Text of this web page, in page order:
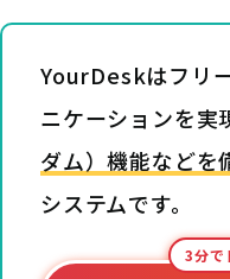
YourDeskはフリ
ニケーションを実
ダム）機能などを
システムです。
3分で